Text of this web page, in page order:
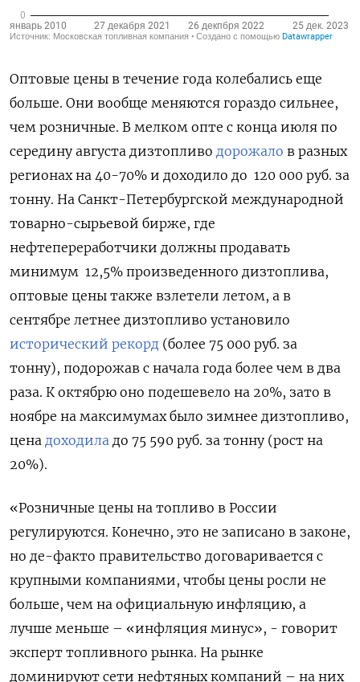
Оптовые цены в течение года колебались еще
больше. Они вообще меняются гораздо сильнее,
чем розничные. В мелком опте с конца июля по
середину августа дизтопливо дорожало в разных
регионах на 40-70% и доходило до 120 000 руб. за
тонну. На Санкт-Петербургской международной
товарно-сырьевой бирже, где
нефтепереработчики должны продавать
минимум 12,5% произведенного дизтоплива,
оптовые цены также взлетели летом, а в
сентябре летнее дизтопливо установило
исторический рекорд (более 75 000 руб. за
тонну), подорожав с начала года более чем в два
раза. К октябрю оно подешевело на 20%, зато в
ноябре на максимумах было зимнее дизтопливо,
цена доходила до 75 590 руб. за тонну (рост на
20%).
«Розничные цены на топливо в России
регулируются. Конечно, это не записано в законе,
но де-факто правительство договаривается с
крупными компаниями, чтобы цены росли не
больше, чем на официальную инфляцию, а
лучше меньше – «инфляция минус», - говорит
эксперт топливного рынка. На рынке
доминируют сети нефтяных компаний – на них